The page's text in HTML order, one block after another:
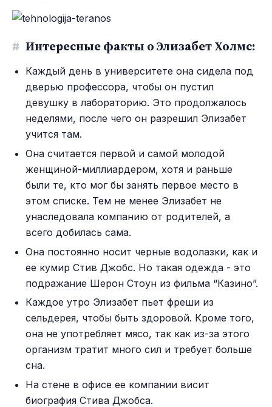
# Интересные факты о Элизабет Холмс:
Каждый день в университете она сидела под
дверью профессора, чтобы он пустил
девушку в лабораторию. Это продолжалось
неделями, после чего он разрешил Элизабет
учится там.
Она считается первой и самой молодой
женщиной-миллиардером, хотя и раньше
были те, кто мог бы занять первое место в
этом списке. Тем не менее Элизабет не
унаследовала компанию от родителей, а
всего добилась сама.
Она постоянно носит черные водолазки, как и
ее кумир Стив Джобс. Но такая одежда - это
подражание Шерон Стоун из фильма “Казино”.
Каждое утро Элизабет пьет фреши из
сельдерея, чтобы быть здоровой. Кроме того,
она не употребляет мясо, так как из-за этого
организм тратит много сил и требует больше
сна.
На стене в офисе ее компании висит
биография Стива Джобса.